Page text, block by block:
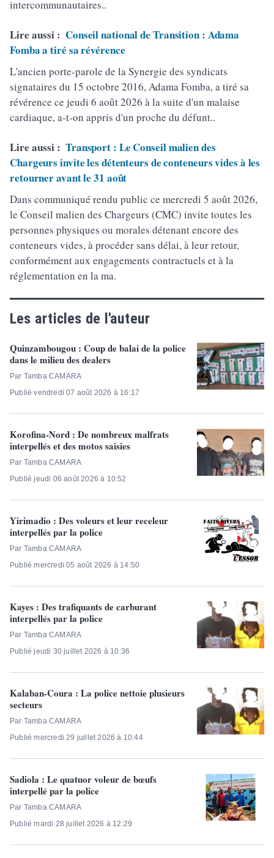
intercommunautaires..
Lire aussi : Conseil national de Transition : Adama
Fomba a tiré sa révérence
L'ancien porte-parole de la Synergie des syndicats
signataires du 15 octobre 2016, Adama Fomba, a tiré sa
révérence ce jeudi 6 août 2026 à la suite d'un malaise
cardiaque, a-t-on appris d'un proche du défunt..
Lire aussi : Transport : Le Conseil malien des
Chargeurs invite les détenteurs de conteneurs vides à les
retourner avant le 31 août
Dans communiqué rendu public ce mercredi 5 août 2026,
le Conseil malien des Chargeurs (CMC) invite toutes les
personnes physiques ou morales détenant encore des
conteneurs vides, à procéder sans délai, à leur retour,
conformément aux engagements contractuels et à la
réglementation en la ma.
Les articles de l'auteur
Quinzambougou : Coup de balai de la police
dans le milieu des dealers
Par Tamba CAMARA
Publié vendredi 07 août 2026 à 16:17
Korofina-Nord : De nombreux malfrats
interpellés et des motos saisies
Par Tamba CAMARA
Publié jeudi 06 août 2026 à 10:52
Yirimadio : Des voleurs et leur receleur
interpellés par la police
Par Tamba CAMARA
Publié mercredi 05 août 2026 à 14:50
Kayes : Des trafiquants de carburant
interpellés par la police
Par Tamba CAMARA
Publié jeudi 30 juillet 2026 à 10:36
Kalaban-Coura : La police nettoie plusieurs
secteurs
Par Tamba CAMARA
Publié mercredi 29 juillet 2026 à 10:44
Sadiola : Le quatuor voleur de bœufs
interpellé par la police
Par Tamba CAMARA
Publié mardi 28 juillet 2026 à 12:29